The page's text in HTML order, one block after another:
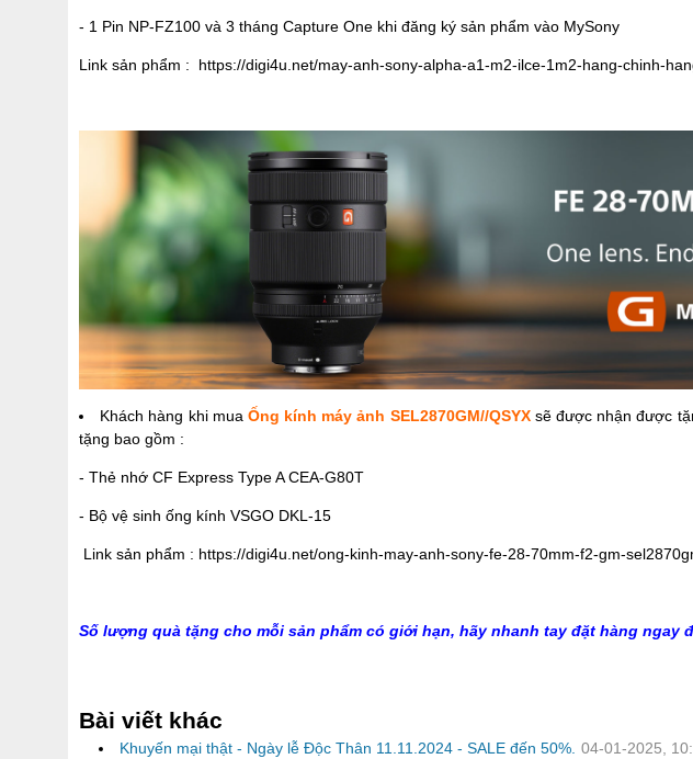
- 1 Pin NP-FZ100 và 3 tháng Capture One khi đăng ký sản phẩm vào MySony
Link sản phẩm : https://digi4u.net/may-anh-sony-alpha-a1-m2-ilce-1m2-hang-chinh-
Khách hàng khi mua Ống kính máy ảnh SEL2870GM//QSYX sẽ được nhận được
tặng bao gồm :
- Thẻ nhớ CF Express Type A CEA-G80T
- Bộ vệ sinh ống kính VSGO DKL-15
Link sản phẩm : https://digi4u.net/ong-kinh-may-anh-sony-fe-28-70mm-f2-gm-
Số lượng quà tặng cho mỗi sản phẩm có giới hạn, hãy nhanh tay đặt hàng ngay
Bài viết khác
Khuyến mại thật - Ngày lễ Độc Thân 11.11.2024 - SALE đến 50%. 04-01-2025,